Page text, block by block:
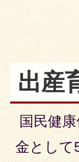
出産
国民健
金として